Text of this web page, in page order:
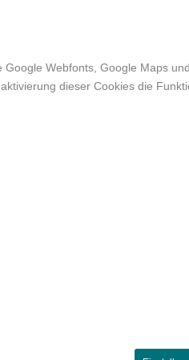
Webfonts, Google Maps
dieser Cookies die